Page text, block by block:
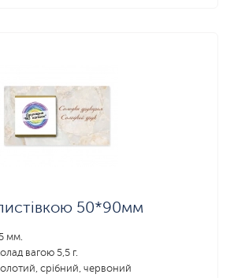
50*90мм
мм.
вагою 5,5 г.
срібний, червоний